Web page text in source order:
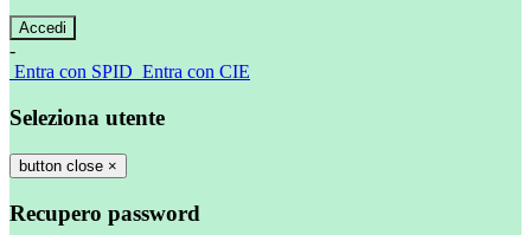
-
Entra con SPID Entra con CIE
Seleziona utente
button close ×
Recupero password